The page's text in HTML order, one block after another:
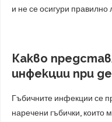
и не се осигури правилно
Какво
инфекции при
Гъбичните инфекции се
наречени гъбички, които